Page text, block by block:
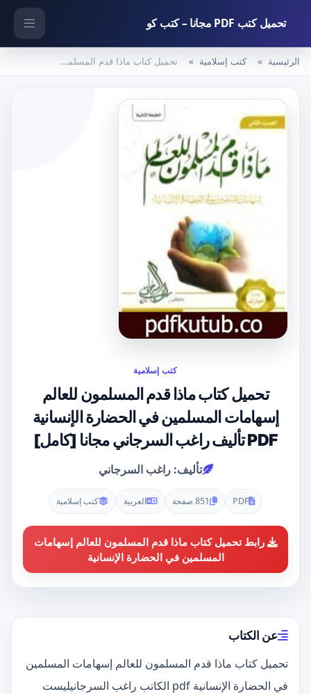
تحميل كتب PDF مجانا – كتب كو
الرئيسية كتب إسلامية تحميل كتاب ماذا قدم المسلمون للعالم إسهامات المسلمين في الحضارة الإنسانية PDF تأليف راغب السرجاني مجانا [كامل]
كتب إسلامية
تحميل كتاب ماذا قدم المسلمون للعالم
إسهامات المسلمين في الحضارة الإنسانية
PDF تأليف راغب السرجاني مجانا [كامل]
تأليف: راغب السرجاني
PDF 851 صفحة العربية كتب إسلامية
رابط تحميل كتاب ماذا قدم المسلمون للعالم إسهامات
المسلمين في الحضارة الإنسانية
عن الكتاب
تحميل كتاب ماذا قدم المسلمون للعالم إسهامات المسلمين
في الحضارة الإنسانية pdf الكاتب راغب السرجانيليست